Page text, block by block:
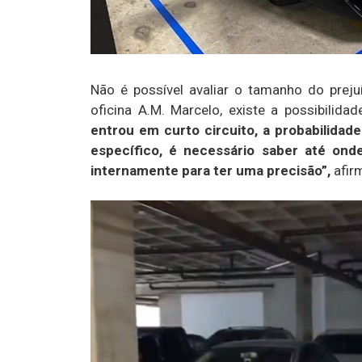
Não é possível avaliar o tamanho do
oficina A.M. Marcelo, existe a
entrou em curto circuito, a
específico, é necessário saber até
internamente para ter uma precisão”,